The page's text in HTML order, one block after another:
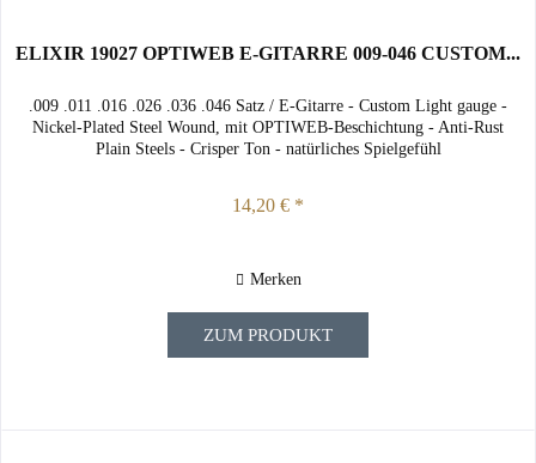
ELIXIR 19027 OPTIWEB E-GITARRE 009-046 CUSTOM...
.009 .011 .016 .026 .036 .046 Satz / E-Gitarre - Custom Light gauge -
Nickel-Plated Steel Wound, mit OPTIWEB-Beschichtung - Anti-Rust
Plain Steels - Crisper Ton - natürliches Spielgefühl
14,20 € *
Merken
ZUM PRODUKT